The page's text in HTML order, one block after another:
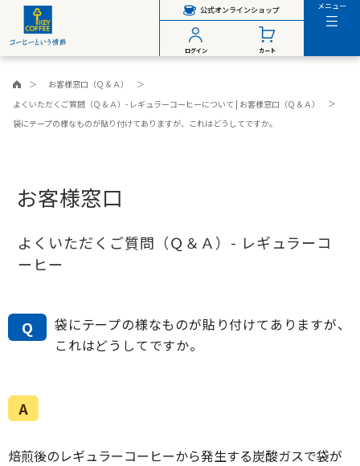
公式オンラインショップ
ログイン カート
メニュー
お客様窓口（Ｑ＆Ａ）
よくいただくご質問（Ｑ＆Ａ）- レギュラーコーヒーについて | お客様窓口（Ｑ＆Ａ）
袋にテープの様なものが貼り付けてありますが、これはどうしてですか。
お客様窓口
よくいただくご質問（Ｑ＆Ａ）- レギュラーコ
ーヒー
Q
袋にテープの様なものが貼り付けてありますが、
これはどうしてですか。
A
焙煎後のレギュラーコーヒーから発生する炭酸ガスで袋が